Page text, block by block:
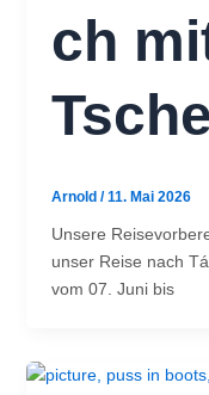
ch
Arnold /11. Mai 2026
Unsere
unser Reise nach
vom 07. Juni bis